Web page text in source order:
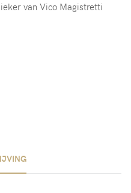
van Vico Magistretti